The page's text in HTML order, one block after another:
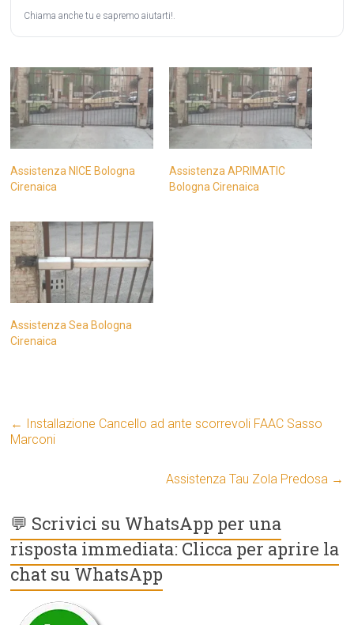
Chiama anche tu e sapremo aiutarti!.
Assistenza NICE Bologna
Cirenaica
Assistenza APRIMATIC
Bologna Cirenaica
Assistenza Sea Bologna
Cirenaica
←
Installazione Cancello ad ante scorrevoli FAAC Sasso
Marconi
Assistenza Tau Zola Predosa →
💬 Scrivici su WhatsApp per una
risposta immediata: Clicca per aprire la
chat su WhatsApp